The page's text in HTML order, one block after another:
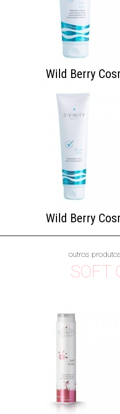
Wild Berry
Wild Berry
outros
SOFT